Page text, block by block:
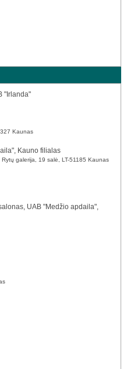
"Irlanda"
Kaunas
Kauno filialas
galerija, 19 salė, LT-51185 Kaunas
UAB "Medžio apdaila",